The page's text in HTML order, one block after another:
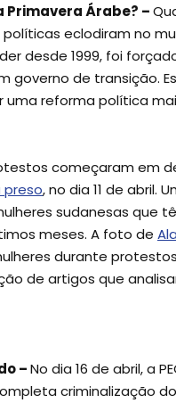
Primavera Árabe? –
políticas eclodiram no
desde 1999, foi
governo de transição.
uma reforma política
começaram em
preso, no dia 11 de abril.
sudanesas
meses. A foto de
durante
de artigos que
–No dia 16 de abril, a
criminalização